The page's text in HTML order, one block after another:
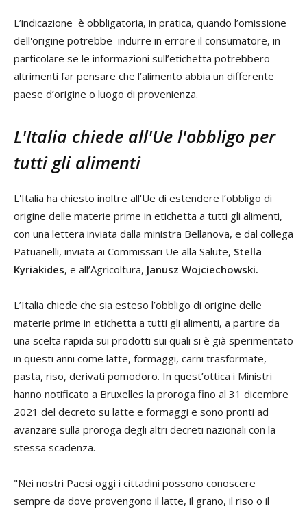
L’indicazione è obbligatoria, in pratica, quando l’omissione
dell'origine potrebbe indurre in errore il consumatore, in
particolare se le informazioni sull’etichetta potrebbero
altrimenti far pensare che l’alimento abbia un differente
paese d’origine o luogo di provenienza.
L'Italia chiede all'Ue l'obbligo per
tutti gli alimenti
L'Italia ha chiesto inoltre all'Ue di estendere l’obbligo di
origine delle materie prime in etichetta a tutti gli alimenti,
con una lettera inviata dalla ministra Bellanova, e dal collega
Patuanelli, inviata ai Commissari Ue alla Salute, Stella
Kyriakides, e all’Agricoltura, Janusz Wojciechowski.
L’Italia chiede che sia esteso l’obbligo di origine delle
materie prime in etichetta a tutti gli alimenti, a partire da
una scelta rapida sui prodotti sui quali si è già sperimentato
in questi anni come latte, formaggi, carni trasformate,
pasta, riso, derivati pomodoro. In quest’ottica i Ministri
hanno notificato a Bruxelles la proroga fino al 31 dicembre
2021 del decreto su latte e formaggi e sono pronti ad
avanzare sulla proroga degli altri decreti nazionali con la
stessa scadenza.
"Nei nostri Paesi oggi i cittadini possono conoscere
sempre da dove provengono il latte, il grano, il riso o il